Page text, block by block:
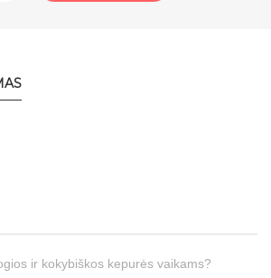
ir kokybiškos kepurės vaikams?